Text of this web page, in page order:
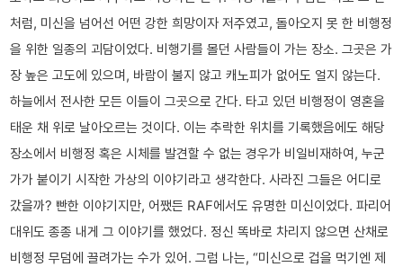
처럼, 미신을 넘어선 어떤 강한 희망이자 저주였고, 돌아오지 못 한 비행정
을 위한 일종의 괴담이었다. 비행기를 몰던 사람들이 가는 장소. 그곳은 가
장 높은 고도에 있으며, 바람이 불지 않고 캐노피가 없어도 얼지 않는다.
하늘에서 전사한 모든 이들이 그곳으로 간다. 타고 있던 비행정이 영혼을
태운 채 위로 날아오르는 것이다. 이는 추락한 위치를 기록했음에도 해당
장소에서 비행정 혹은 시체를 발견할 수 없는 경우가 비일비재하여, 누군
가가 붙이기 시작한 가상의 이야기라고 생각한다. 사라진 그들은 어디로
갔을까? 빤한 이야기지만, 어쨌든 RAF에서도 유명한 미신이었다. 파리어
대위도 종종 내게 그 이야기를 했었다. 정신 똑바로 차리지 않으면 산채로
비행정 무덤에 끌려가는 수가 있어. 그럼 나는, “미신으로 겁을 먹기엔 제